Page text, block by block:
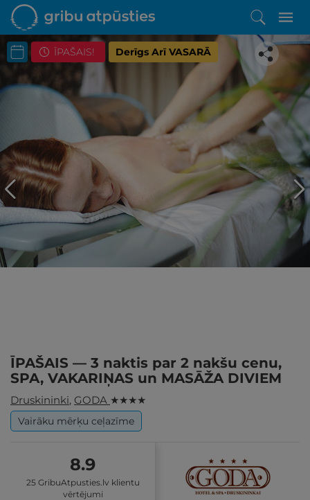
ĪPAŠAIS! Derīgs Arī VASARĀ
Iepatikās šis piedāvājums?
Līdz brīnišķīgai atpūtai atlikuši tikai daži soļi
PĒRKU
ĪPAŠAIS — 3 naktis par 2 nakšu cenu,
SPA, VAKARIŅAS un MASĀŽA DIVIEM
Druskininki, GODA ★ ★ ★ ★
Vairāku mērķu ceļazīme
8.9
25 GribuAtpusties.lv klientu
vērtējumi